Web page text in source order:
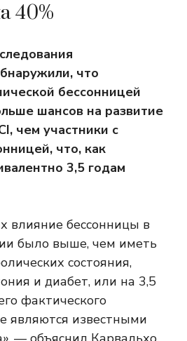
40%
что
бессонницей
шансов на развитие
чем участники с
что, как
3,5 годам
влияние бессонницы в
было выше, чем иметь
состояния,
и диабет, или на 3,5
фактического
являются известными